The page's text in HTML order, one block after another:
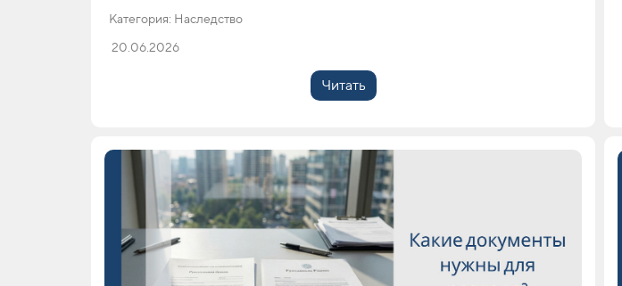
Категория: Наследство
20.06.2026
Читать